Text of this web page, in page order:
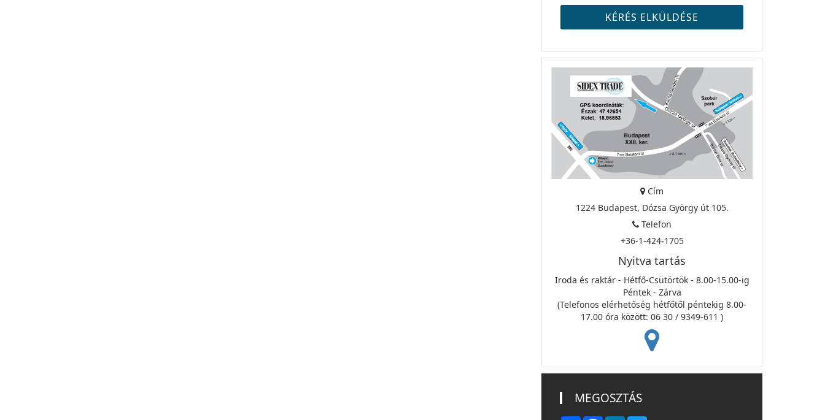
Cím
1224 Budapest, Dózsa György út 105.
Telefon
+36-1-424-1705
Nyitva tartás
Iroda és raktár - Hétfő-Csütörtök - 8.00-15.00-ig
Péntek - Zárva
(Telefonos elérhetőség hétfőtől péntekig 8.00-
17.00 óra között: 06 30 / 9349-611 )
MEGOSZTÁS